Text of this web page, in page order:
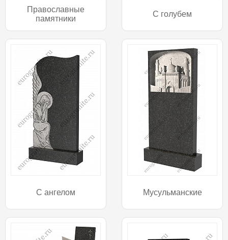
Православные
памятники
С голубем
С ангелом Мусульманские